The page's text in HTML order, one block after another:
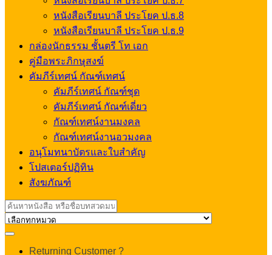
หนังสือเรียนบาลี ประโยค ป.ธ.8
หนังสือเรียนบาลี ประโยค ป.ธ.9
กล่องนักธรรม ชั้นตรี โท เอก
คู่มือพระภิกษุสงฆ์
คัมภีร์เทศน์ กัณฑ์เทศน์
คัมภีร์เทศน์ กัณฑ์ชุด
คัมภีร์เทศน์ กัณฑ์เดี่ยว
กัณฑ์เทศน์งานมงคล
กัณฑ์เทศน์งานอวมงคล
อนุโมทนาบัตรและใบสำคัญ
โปสเตอร์ปฏิทิน
สังฆภัณฑ์
Search
for:
Returning Customer ?